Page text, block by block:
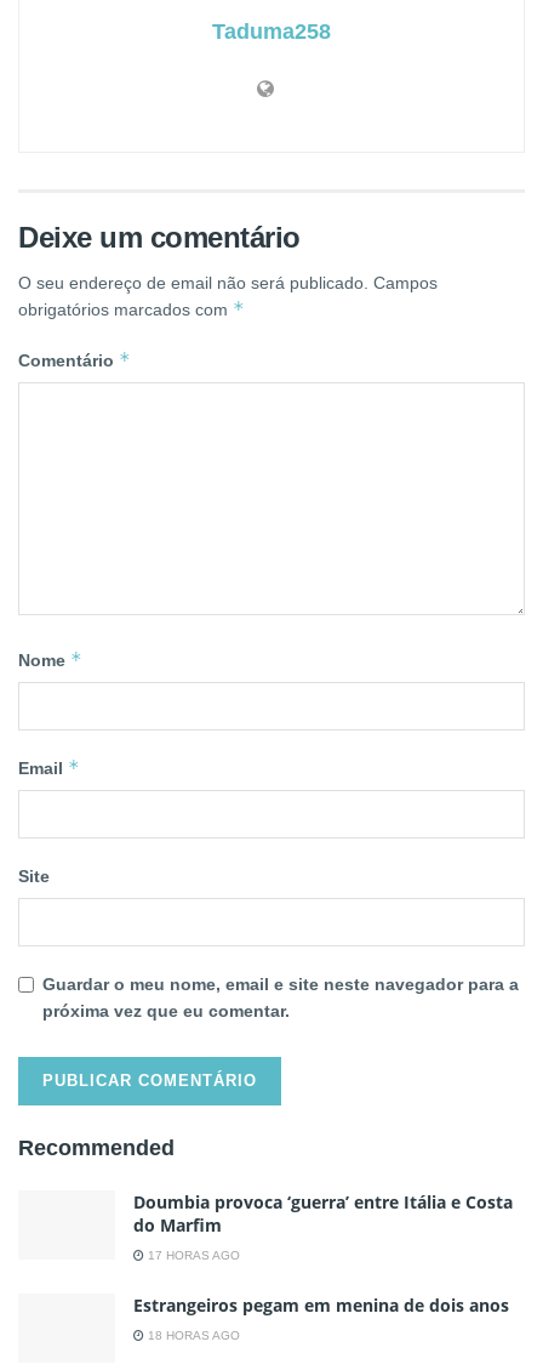
Taduma258
Deixe um comentário
O seu endereço de email não será publicado. Campos
obrigatórios marcados com *
Comentário *
Nome *
Email *
Site
Guardar o meu nome, email e site neste navegador para a
próxima vez que eu comentar.
Recommended
Doumbia provoca ‘guerra’ entre Itália e Costa
do Marfim
17 HORAS AGO
Estrangeiros pegam em menina de dois anos
18 HORAS AGO